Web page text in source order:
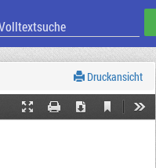
Druckansicht
Presentation
Print Download
Current
Tools